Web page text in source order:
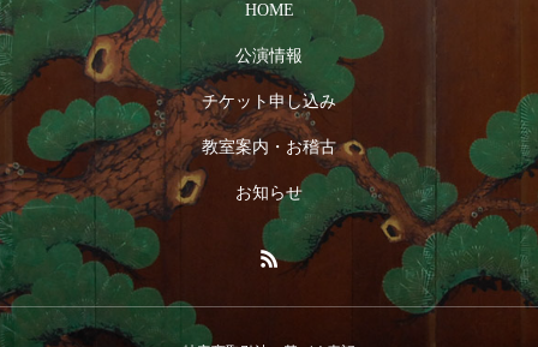
HOME
公演情報
チケット申し込み
教室案内・お稽古
お知らせ